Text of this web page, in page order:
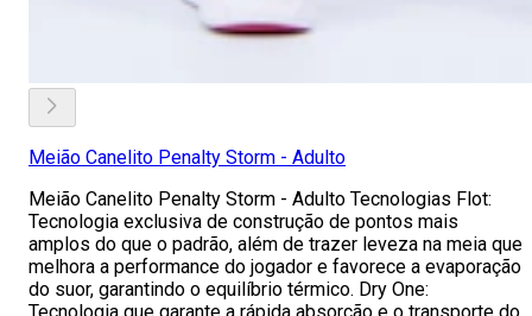
Meião Canelito Penalty Storm - Adulto
Meião Canelito Penalty Storm - Adulto Tecnologias Flot:
Tecnologia exclusiva de construção de pontos mais
amplos do que o padrão, além de trazer leveza na meia que
melhora a performance do jogador e favorece a evaporação
do suor, garantindo o equilíbrio térmico. Dry One: